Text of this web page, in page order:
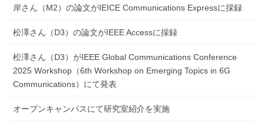
岸さん（M2）の論文がIEICE Communications Expressに採録
松澤さん（D3）の論文がIEEE Accessに採録
松澤さん（D3）がIEEE Global Communications Conference
2025 Workshop（6th Workshop on Emerging Topics in 6G
Communications）にて発表
オープンキャンパスにて研究室紹介を実施